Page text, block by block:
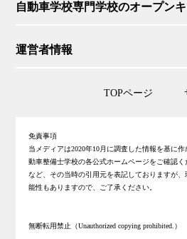
自動車学校専門学校のオープン
運営者情報
TOPページ
免責事項
当メディアは2020年10月に調査した情報を基に
動車整備士学校の各公式ホームページをご確認く
など、その当時の引用元を表記しておりますが
能性もありますので、ご了承ください。
無断転用禁止（Unauthorized copying prohibited.）